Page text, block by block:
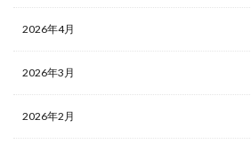
2026年4月
2026年3月
2026年2月